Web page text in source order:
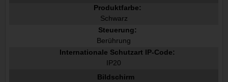
Produktfarbe:
Schwarz
Steuerung:
Berührung
Internationale Schutzart IP-Code:
IP20
Bildschirm